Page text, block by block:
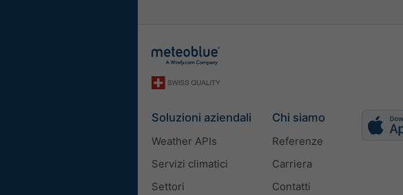
Soluzioni aziendali
Weather APIs
Servizi climatici
Settori
Chi siamo
Referenze
Carriera
Contatti